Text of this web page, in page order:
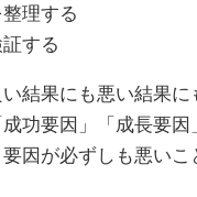
理する
する
結果にも悪い結果に
功要因」「成長要因
因が必ずしも悪いこ